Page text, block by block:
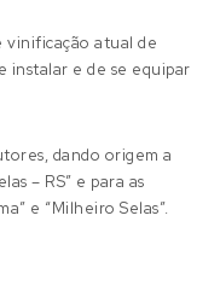
vinificação atual de
instalar e de se equipar
dando origem a
– RS” e para as
e “Milheiro Selas”.